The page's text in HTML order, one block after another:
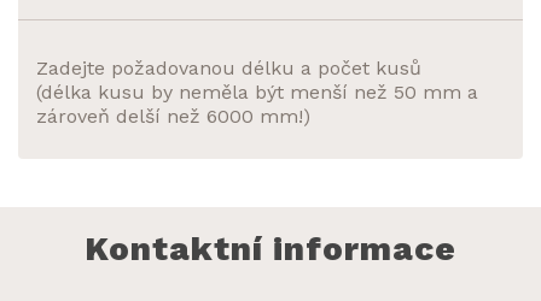
Zadejte požadovanou délku a počet kusů
(délka kusu by neměla být menší než 50 mm a
zároveň delší než 6000 mm!)
Kontaktní informace